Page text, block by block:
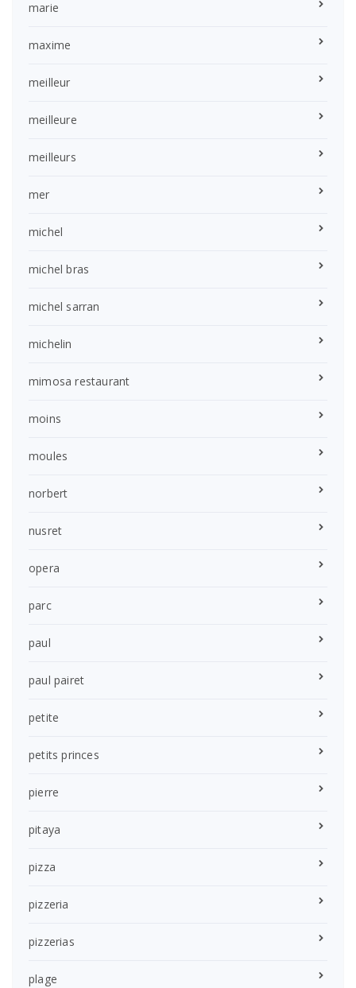
marie
maxime
meilleur
meilleure
meilleurs
mer
michel
michel bras
michel sarran
michelin
mimosa restaurant
moins
moules
norbert
nusret
opera
parc
paul
paul pairet
petite
petits princes
pierre
pitaya
pizza
pizzeria
pizzerias
plage